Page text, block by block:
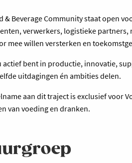
& Beverage Community staat open
verwerkers, logistieke
mee willen versterken en
actief bent in productie, innovatie,
uitdagingen én ambities delen.
aan dit traject is exclusief voor
van voeding en dranken.